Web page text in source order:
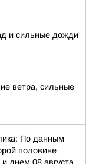
и сильные дожди
ветра, сильные
По данным
половине